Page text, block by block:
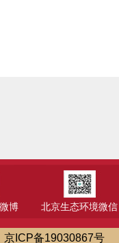
博 北京生态环境微信
京ICP备19030867号